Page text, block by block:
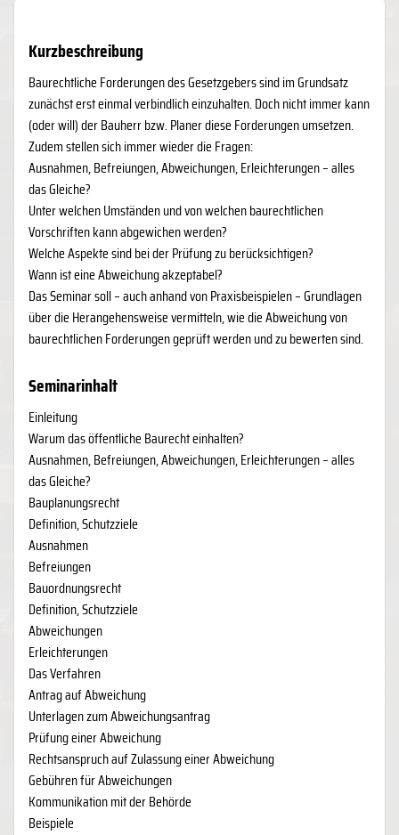
Kurzbeschreibung
Baurechtliche Forderungen des Gesetzgebers sind im Grundsatz
zunächst erst einmal verbindlich einzuhalten. Doch nicht immer kann
(oder will) der Bauherr bzw. Planer diese Forderungen umsetzen.
Zudem stellen sich immer wieder die Fragen:
Ausnahmen, Befreiungen, Abweichungen, Erleichterungen – alles
das Gleiche?
Unter welchen Umständen und von welchen baurechtlichen
Vorschriften kann abgewichen werden?
Welche Aspekte sind bei der Prüfung zu berücksichtigen?
Wann ist eine Abweichung akzeptabel?
Das Seminar soll – auch anhand von Praxisbeispielen – Grundlagen
über die Herangehensweise vermitteln, wie die Abweichung von
baurechtlichen Forderungen geprüft werden und zu bewerten sind.
Seminarinhalt
Einleitung
Warum das öffentliche Baurecht einhalten?
Ausnahmen, Befreiungen, Abweichungen, Erleichterungen – alles
das Gleiche?
Bauplanungsrecht
Definition, Schutzziele
Ausnahmen
Befreiungen
Bauordnungsrecht
Definition, Schutzziele
Abweichungen
Erleichterungen
Das Verfahren
Antrag auf Abweichung
Unterlagen zum Abweichungsantrag
Prüfung einer Abweichung
Rechtsanspruch auf Zulassung einer Abweichung
Gebühren für Abweichungen
Kommunikation mit der Behörde
Beispiele